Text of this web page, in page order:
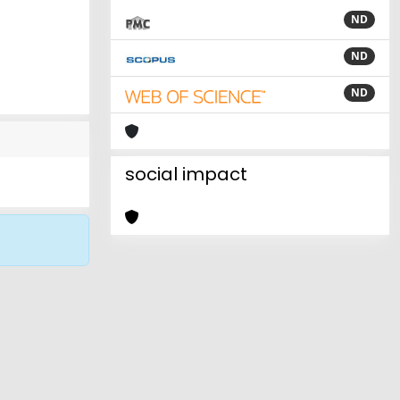
ND
ND
ND
social impact